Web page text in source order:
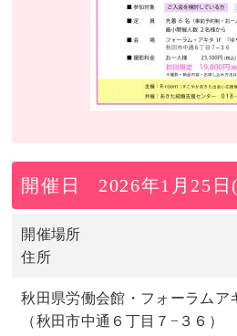
開催日 2026年1月25日
開催場所
住所
秋田県労働会館・フォーラムア
（秋田市中通６丁目７−３６）